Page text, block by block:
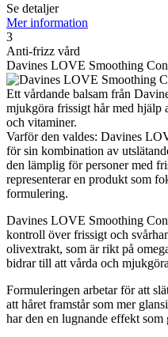
Se detaljer
Mer information
3
Anti-frizz vård
Davines LOVE Smoothing
Ett vårdande balsam från
mjukgöra frissigt hår med hjälp
och vitaminer.
Varför den valdes: Davines
för sin kombination av
den lämplig för personer med
representerar en produkt som
formulering.
Davines LOVE Smoothing
kontroll över frissigt och
olivextrakt, som är rikt på
bidrar till att vårda och
Formuleringen arbetar för att
att håret framstår som mer
har den en lugnande effekt som